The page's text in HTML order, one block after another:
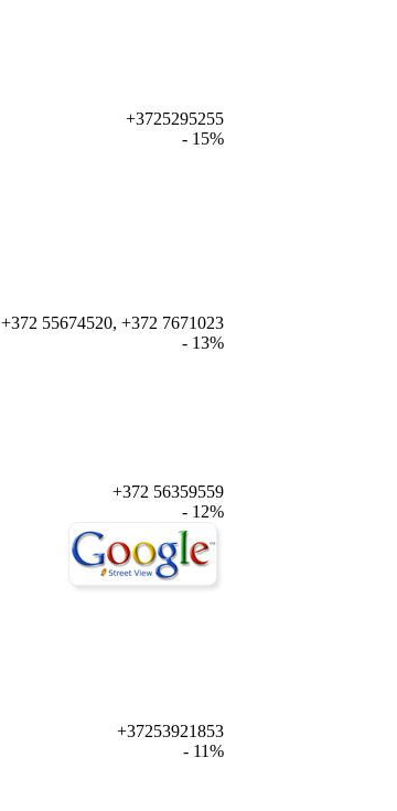
+3725295255
- 15%
+372 55674520, +372 7671023
- 13%
+372 56359559
- 12%
+37253921853
- 11%